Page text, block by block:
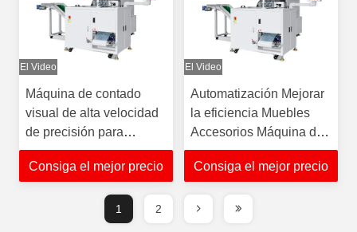
El Video
Máquina de contado
visual de alta velocidad
de precisión para
productos de montaje de
tuberías
Consiga el mejor precio
El Video
Automatización Mejorar
la eficiencia Muebles
Accesorios Máquina de
embalaje
Consiga el mejor precio
1 2